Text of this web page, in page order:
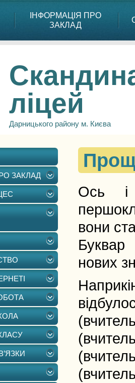
ІНФОРМАЦІЯ ПРО
ЗАКЛАД
ліцей
Дарницького району м. Києва
ЗАКЛАД
Ось і
вони
Буквар
нових